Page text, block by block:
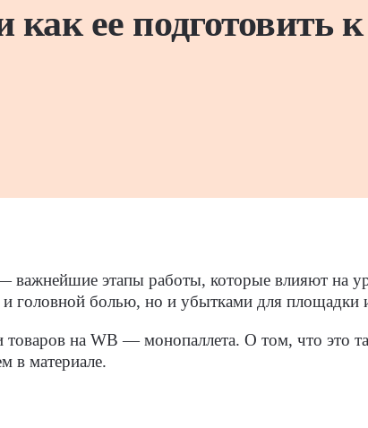
как ее подготовить к
— важнейшие этапы работы, которые влияют
и головной болью, но и убытками для площадки
на WB — монопаллета. О том, что это
в материале.